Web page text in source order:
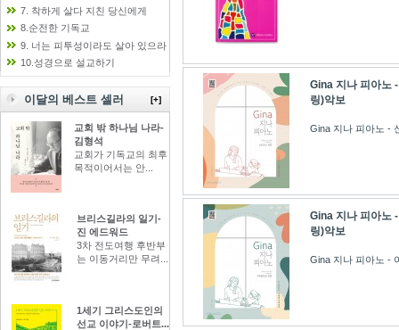
7. 착하게 살다 지친 당신에게
8.순전한 기독교
9. 너는 피투성이라도 살아 있으라
10.성경으로 설교하기
이달의 베스트 셀러 [+]
교회 밖 하나님 나라-
김형석
교회가 기독교의 최후
목적이어서는 안...
브리스길라의 일기-
진 에드워드
3차 전도여행 후반부
는 이동거리만 무려...
1세기 그리스도인의
선교 이야기-로버트...
Gina 지나 피아노
링)악보
Gina 지나 피아노 -
Gina 지나 피아노
링)악보
Gina 지나 피아노 -